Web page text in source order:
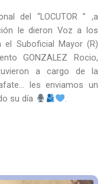
del “LOCUTOR ” ,a
le dieron Voz a los
Suboficial Mayor (R)
GONZALEZ Rocio,
a cargo de la
les enviamos un
su día
.